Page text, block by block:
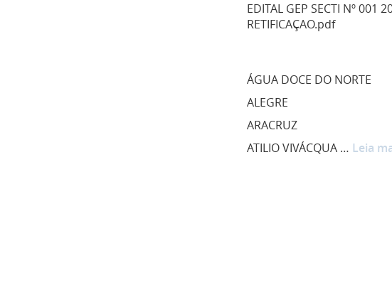
EDITAL GEP SECTI Nº 001
RETIFICAÇAO.pdf
ÁGUA DOCE DO NORTE
ALEGRE
ARACRUZ
ATILIO VIVÁCQUA … Leia